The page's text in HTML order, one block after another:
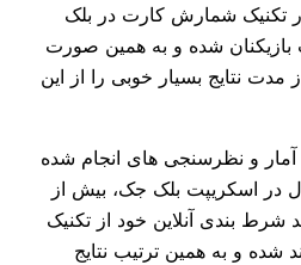
تکنیک شمارش کارت در بلک
شده و به همین صورت
مدت نتایج بسیار خوبی را از این
و نظرسنجی های انجام شده
در اسکریپت بلک جک، بیش از
شرط بندی آنلاین خود از تکنیک
و به همین ترتیب نتایج